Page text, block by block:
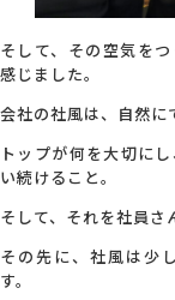
そして、その空気を
感じました。
会社の社風は、自然に
トップが何を大切に
い続けること。
そして、それを社員さ
その先に、社風は少
す。